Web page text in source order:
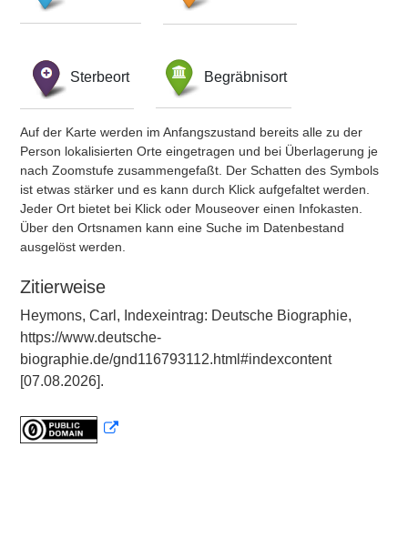
Sterbeort Begräbnisort
Auf der Karte werden im Anfangszustand bereits alle zu der
Person lokalisierten Orte eingetragen und bei Überlagerung je
nach Zoomstufe zusammengefaßt. Der Schatten des Symbols
ist etwas stärker und es kann durch Klick aufgefaltet werden.
Jeder Ort bietet bei Klick oder Mouseover einen Infokasten.
Über den Ortsnamen kann eine Suche im Datenbestand
ausgelöst werden.
Zitierweise
Heymons, Carl, Indexeintrag: Deutsche Biographie,
https://www.deutsche-
biographie.de/gnd116793112.html#indexcontent
[07.08.2026].